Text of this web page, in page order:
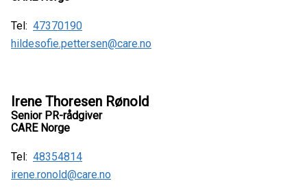
Tel: 47370190
hildesofie.pettersen@care.no
Irene Thoresen Rønold
Senior PR-rådgiver
CARE Norge
Tel: 48354814
irene.ronold@care.no